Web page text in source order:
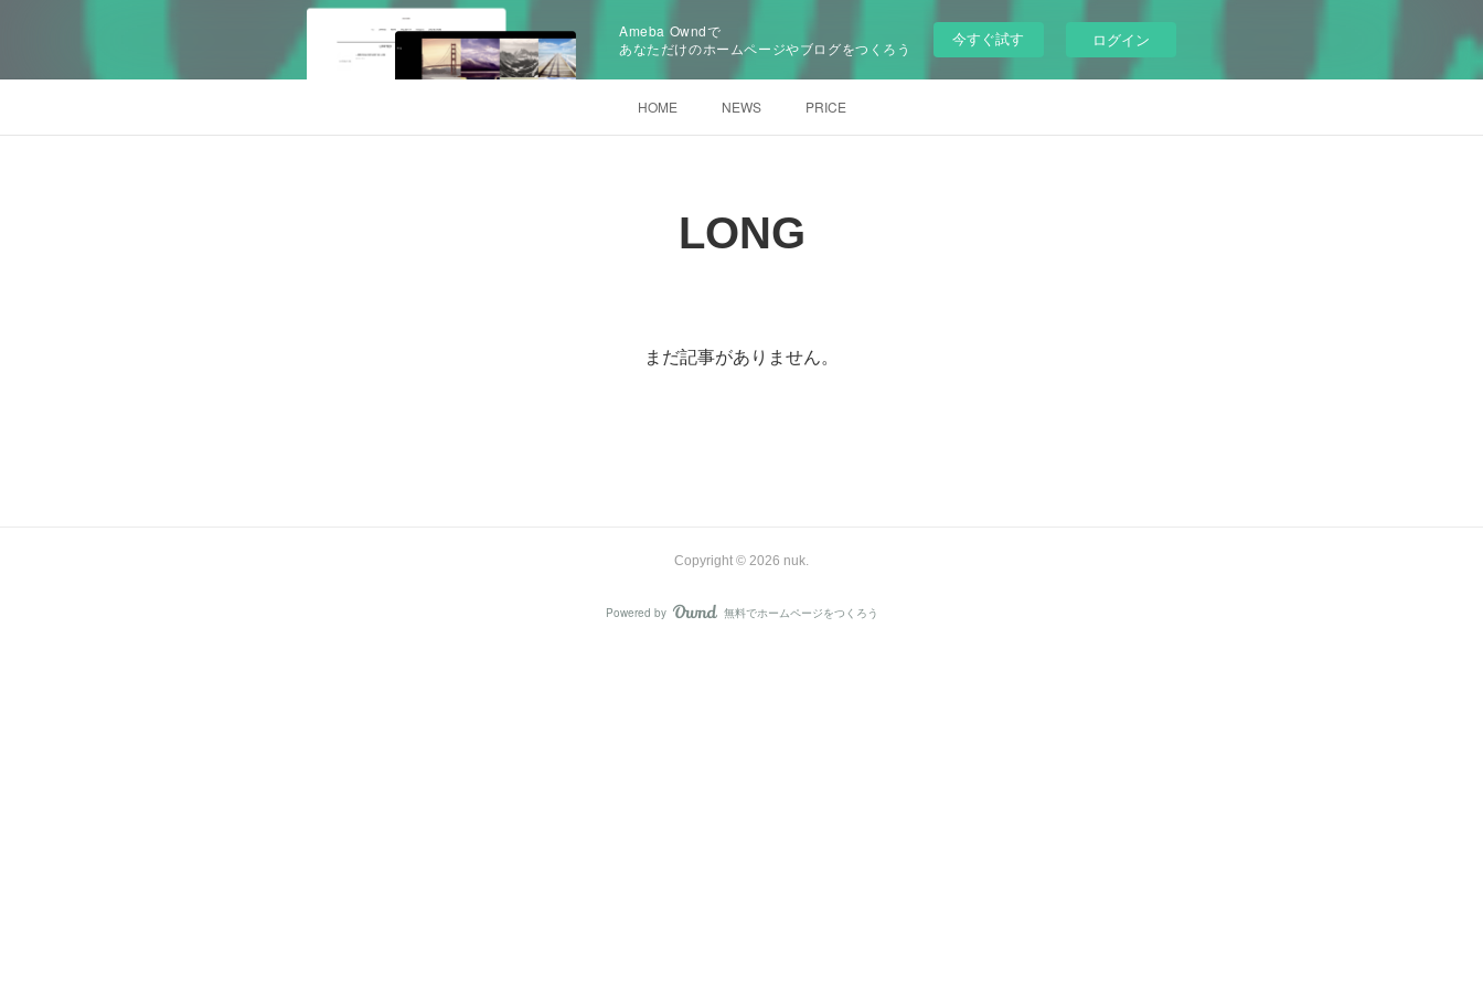
Ameba Owndで
あなただけのホームページやブログをつくろう
今すぐ試す ログイン
HOME NEWS PRICE
LONG
まだ記事がありません。
Copyright © 2026 nuk.
Powered by AmebaOwnd
無料でホームページをつくろう